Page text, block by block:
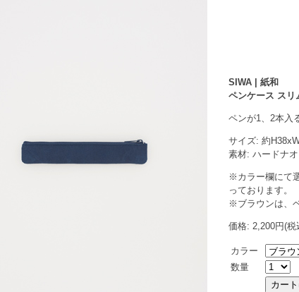
SIWA | 紙和
ペンケース スリ
ペンが1、2本入
サイズ: 約
素材: ハードナ
※カラー欄にて
っております。
※ブラウンは、
価格: 2,200円(税
カラー
数量